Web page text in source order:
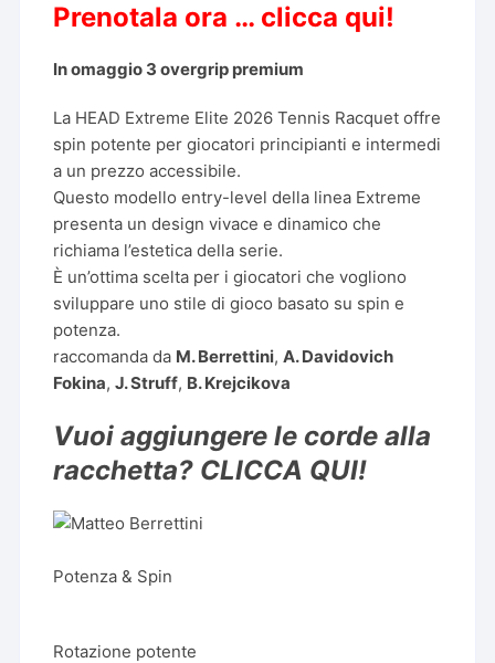
Prenotala ora … clicca qui!
In omaggio 3 overgrip premium
La HEAD Extreme Elite 2026 Tennis Racquet offre
spin potente per giocatori principianti e intermedi
a un prezzo accessibile.
Questo modello entry-level della linea Extreme
presenta un design vivace e dinamico che
richiama l’estetica della serie.
È un’ottima scelta per i giocatori che vogliono
sviluppare uno stile di gioco basato su spin e
potenza.
raccomanda da M. Berrettini,A. Davidovich
Fokina,J. Struff, B. Krejcikova
Vuoi aggiungere le corde alla
racchetta? CLICCA QUI!
Potenza & Spin
Rotazione potente